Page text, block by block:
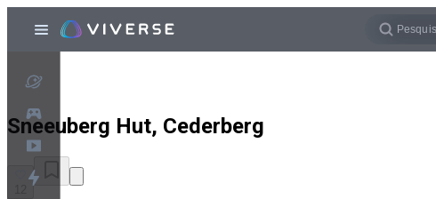
Sneeuberg Hut, Cederberg